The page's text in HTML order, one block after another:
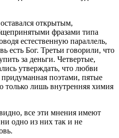
открытым,
фразами типа
естественную параллель,
есть Бог. Третьи говорили, что
за деньги. Четвертые,
утверждать, что любви
придуманная поэтами, пятые
только лишь внутренняя химия
все эти мнения имеют
одно из них так и не